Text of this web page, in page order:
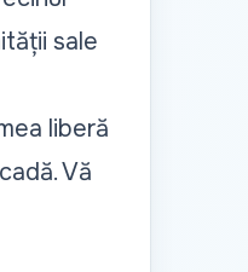
sale
liberă
Vă